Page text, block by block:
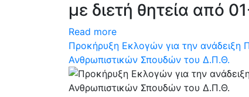
με διετή θητεία από
Read more
Προκήρυξη Εκλογών για την ανάδειξη
Ανθρωπιστικών Σπουδών του Δ.Π.Θ.